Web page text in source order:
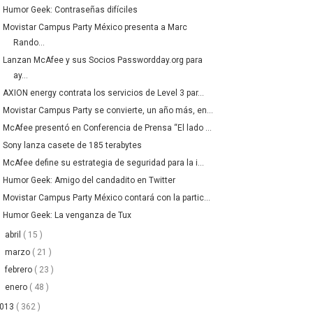
Humor Geek: Contraseñas difíciles
Movistar Campus Party México presenta a Marc
Rando...
Lanzan McAfee y sus Socios Passwordday.org para
ay...
AXION energy contrata los servicios de Level 3 par...
Movistar Campus Party se convierte, un año más, en...
McAfee presentó en Conferencia de Prensa “El lado ...
Sony lanza casete de 185 terabytes
McAfee define su estrategia de seguridad para la i...
Humor Geek: Amigo del candadito en Twitter
Movistar Campus Party México contará con la partic...
Humor Geek: La venganza de Tux
abril ( 15 )
marzo ( 21 )
febrero ( 23 )
enero ( 48 )
( 362 )